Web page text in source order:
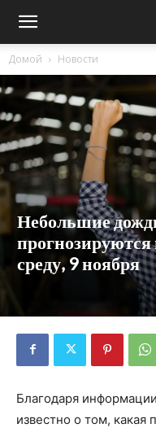
Домой Новости
Небольшие
прогнозируются
среду, 9 ноября
Благодаря
известно о том, какая